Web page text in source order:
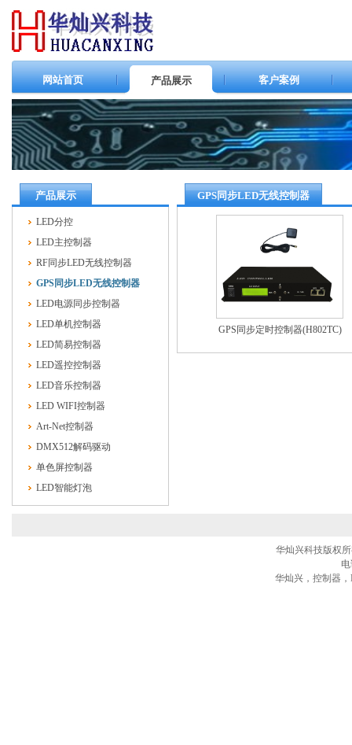
网站首页 产品展示 客户案例
产品展示
LED分控
LED主控制器
RF同步LED无线控制器
GPS同步LED无线控制器
LED电源同步控制器
LED单机控制器
LED简易控制器
LED遥控控制器
LED音乐控制器
LED WIFI控制器
Art-Net控制器
DMX512解码驱动
单色屏控制器
LED智能灯泡
GPS同步LED无线控制器
GPS同步定时控制器(H802TC)
华灿兴科技版权
华灿兴，控制器